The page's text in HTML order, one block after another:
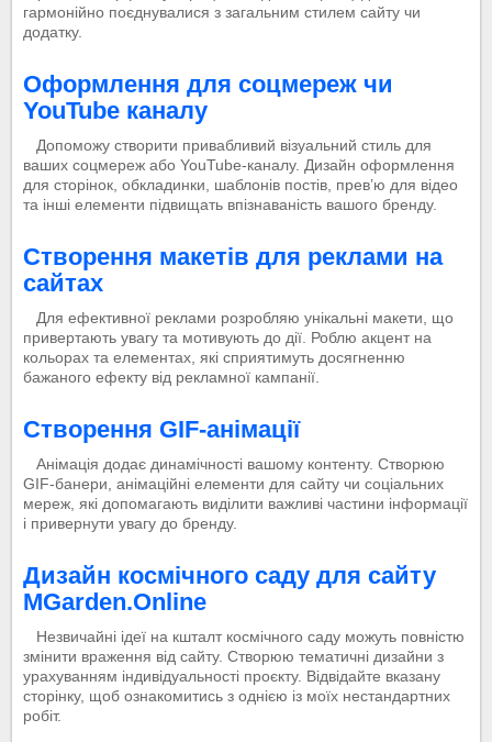
гармонійно поєднувалися з загальним стилем сайту чи
додатку.
Оформлення для соцмереж чи
YouTube каналу
Допоможу створити привабливий візуальний стиль для
ваших соцмереж або YouTube-каналу. Дизайн оформлення
для сторінок, обкладинки, шаблонів постів, прев’ю для відео
та інші елементи підвищать впізнаваність вашого бренду.
Створення макетів для реклами на
сайтах
Для ефективної реклами розробляю унікальні макети, що
привертають увагу та мотивують до дії. Роблю акцент на
кольорах та елементах, які сприятимуть досягненню
бажаного ефекту від рекламної кампанії.
Створення GIF-анімації
Анімація додає динамічності вашому контенту. Створюю
GIF-банери, анімаційні елементи для сайту чи соціальних
мереж, які допомагають виділити важливі частини інформації
і привернути увагу до бренду.
Дизайн космічного саду для сайту
MGarden.Online
Незвичайні ідеї на кшталт космічного саду можуть повністю
змінити враження від сайту. Створюю тематичні дизайни з
урахуванням індивідуальності проєкту. Відвідайте вказану
сторінку, щоб ознакомитись з однією із моїх нестандартних
робіт.